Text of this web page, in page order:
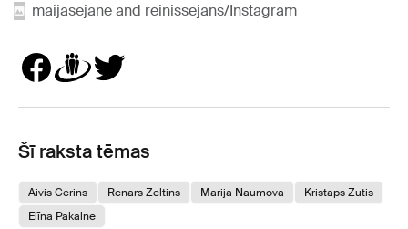
maijasejane and reinissejans/Instagram
Šī raksta tēmas
Aivis Cerins Renars Zeltins Marija Naumova
Kristaps Zutis
Elīna Pakalne